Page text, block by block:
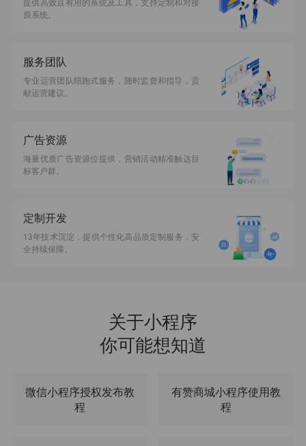
提供高效且有用的系统及工具，支持定制和对接
原系统。
服务团队
专业运营团队陪跑式服务，随时监督和指导，贡
献运营建议。
广告资源
海量优质广告资源位提供，营销活动精准触达目
标客户群。
定制开发
13年技术沉淀，提供个性化高品质定制服务，安
全持续保障。
关于小程序
你可能想知道
微信小程序授权发布教
程
有赞商城小程序使用教
程